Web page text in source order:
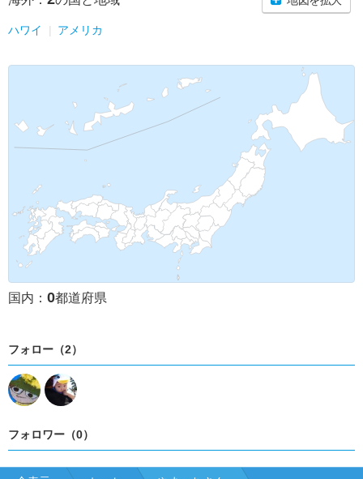
ハワイ アメリカ
国内： 0都道府県
フォロー（2）
フォロワー（0）